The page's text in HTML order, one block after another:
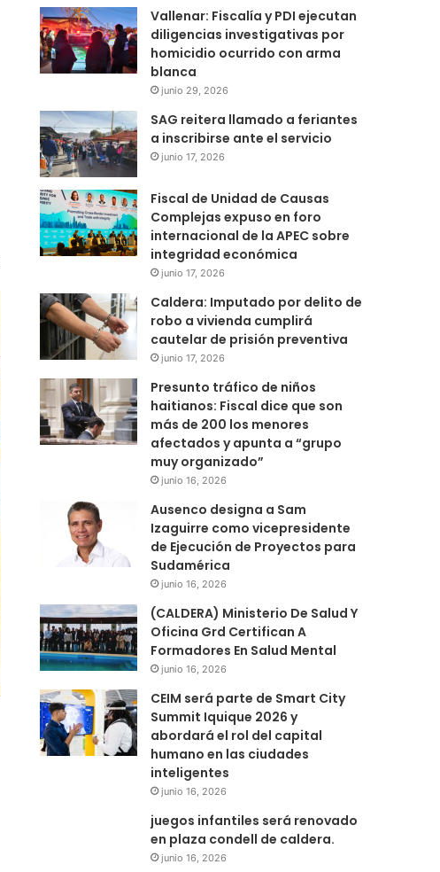
Vallenar: Fiscalía y PDI ejecutan
diligencias investigativas por
homicidio ocurrido con arma
blanca
junio 29, 2026
SAG reitera llamado a feriantes
a inscribirse ante el servicio
junio 17, 2026
Fiscal de Unidad de Causas
Complejas expuso en foro
internacional de la APEC sobre
integridad económica
junio 17, 2026
Caldera: Imputado por delito de
robo a vivienda cumplirá
cautelar de prisión preventiva
junio 17, 2026
Presunto tráfico de niños
haitianos: Fiscal dice que son
más de 200 los menores
afectados y apunta a “grupo
muy organizado”
junio 16, 2026
Ausenco designa a Sam
Izaguirre como vicepresidente
de Ejecución de Proyectos para
Sudamérica
junio 16, 2026
(CALDERA) Ministerio De Salud Y
Oficina Grd Certifican A
Formadores En Salud Mental
junio 16, 2026
CEIM será parte de Smart City
Summit Iquique 2026 y
abordará el rol del capital
humano en las ciudades
inteligentes
junio 16, 2026
juegos infantiles será renovado
en plaza condell de caldera.
junio 16, 2026